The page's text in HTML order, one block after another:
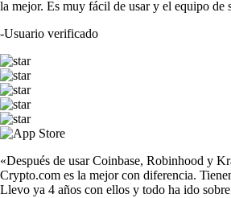
la mejor. Es muy fácil de usar y el equipo de
-Usuario verificado
«Después de usar Coinbase, Robinhood y
Crypto.com es la mejor con diferencia.
Llevo ya 4 años con ellos y todo ha ido